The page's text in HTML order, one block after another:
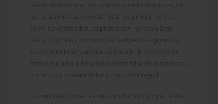
piezas de todo tipo. Nos damos cuenta, entonces, de
las características que disfrutan los productos VCI,
como su versatilidad, su protección -ya sea a largo
plazo, contra la corrosión y en ambientes agresivos-,
su sostenibilidad y su fácil aplicación. El conjunto de
éstas refleja los principios de Controlpack: versatilidad,
protección, sostenibilidad y solución integral.
La combinación de nuestra producción propia, la alta